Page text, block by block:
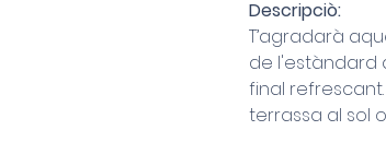
Descripciò:
T’agradarà
de l'estàndard
final
terrassa al sol